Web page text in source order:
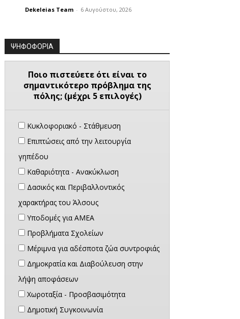
Dekeleias Team - 6 Αυγούστου, 2026
ΨΗΦΟΦΟΡΙΑ
Ποιο πιστεύετε ότι είναι το
σημαντικότερο πρόβλημα της
πόλης; (μέχρι 5 επιλογές)
Κυκλοφοριακό - Στάθμευση
Επιπτώσεις από την λειτουργία
γηπέδου
Καθαριότητα - Ανακύκλωση
Δασικός και Περιβαλλοντικός
χαρακτήρας του Άλσους
Υποδομές για ΑΜΕΑ
Προβλήματα Σχολείων
Μέριμνα για αδέσποτα ζώα συντροφιάς
Δημοκρατία και Διαβούλευση στην
λήψη αποφάσεων
Χωροταξία - Προσβασιμότητα
Δημοτική Συγκοινωνία